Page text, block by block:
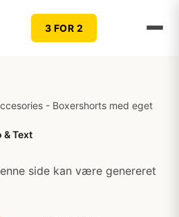
3 FOR 2
- Boxershorts med eget
& Text
side kan være genereret